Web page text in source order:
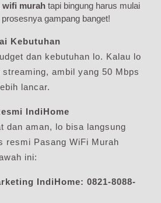
wifi murah tapi bingung harus mulai
gampang banget!
Kebutuhan
dan kebutuhan lo. Kalau lo
ambil yang 50 Mbps
lancar.
IndiHome
dan aman, lo bisa langsung
resmi Pasang WiFi Murah
ini:
IndiHome: 0821-8088-